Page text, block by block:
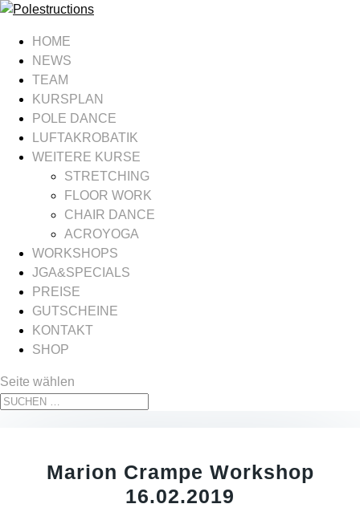
HOME
NEWS
TEAM
KURSPLAN
POLE DANCE
LUFTAKROBATIK
WEITERE KURSE
STRETCHING
FLOOR WORK
CHAIR DANCE
ACROYOGA
WORKSHOPS
JGA&SPECIALS
PREISE
GUTSCHEINE
KONTAKT
SHOP
Seite wählen
Marion Crampe Workshop
16.02.2019